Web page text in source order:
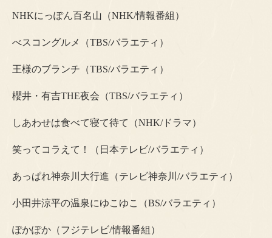
NHKにっぽん百名山（NHK/情報番組）
べスコングルメ（TBS/バラエティ）
王様のブランチ（TBS/バラエティ）
櫻井・有吉THE夜会（TBS/バラエティ）
しあわせは食べて寝て待て（NHK/ドラマ）
笑ってコラえて！（日本テレビ/バラエティ）
あっぱれ神奈川大行進（テレビ神奈川/バラエティ）
小田井涼平の温泉にゆこゆこ（BS/バラエティ）
ぽかぽか（フジテレビ/情報番組）